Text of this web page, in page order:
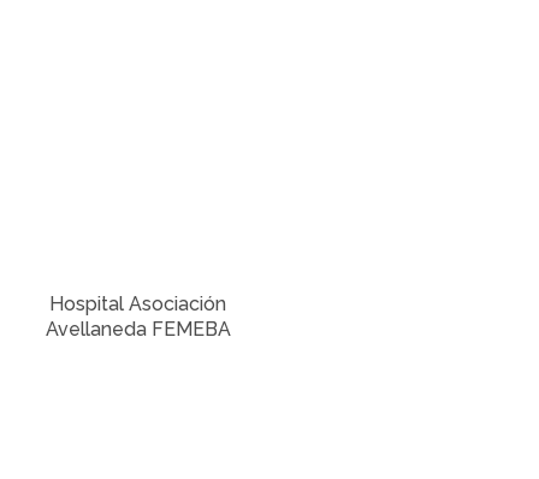
Hospital Asociación
Avellaneda FEMEBA